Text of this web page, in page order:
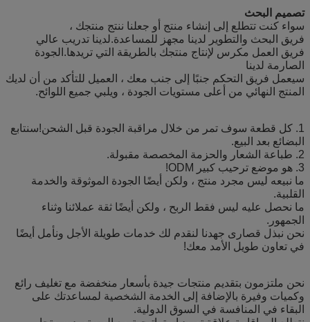
تصميم البحث
سواء كنت تتطلع إلى إنشاء منتج أو جعلنا ننتج منتجك ،
فريق البحث والتطوير لدينا مجهز للمساعدة.لدينا تدريب عالي
فريق العمل مكرس لإنتاج منتجك بالطريقة التي تريدها.الجودة
الصارمة لدينا
سيعمل فريق التحكم جنبًا إلى جنب معك ، العميل للتأكد من أن لديك
المنتج النهائي من أعلى مستويات الجودة ، ويلبي جميع اللوائح.
1. كل قطعة سوف تمر من خلال مراقبة الجودة قبل الشحن!سنتابع
البضائع بعد البيع.
2. طباعة الشعار والحزمة المخصصة مقبولة.
3. هو موضع ترحيب كبير ODM!
ما نبيعه ليس مجرد منتج ، ولكن أيضًا الجودة الموثوقة والخدمة
القلبية.
ما نحصل عليه ليس فقط الربح ، ولكن أيضًا ثقة عملائنا وثناء
الجمهور.
نحن نبذل قصارى جهدنا لنقدم لك خدمات طويلة الأجل ونأمل أيضًا
في تعاون طويل الأمد معك!
نحن ملتزمون بتقديم منتجات جيدة بأسعار منخفضة مع تغليف رائع
وكميات وفيرة بالإضافة إلى الخدمة الشخصية لمساعدتك على
البقاء في المنافسة في السوق الدولية.